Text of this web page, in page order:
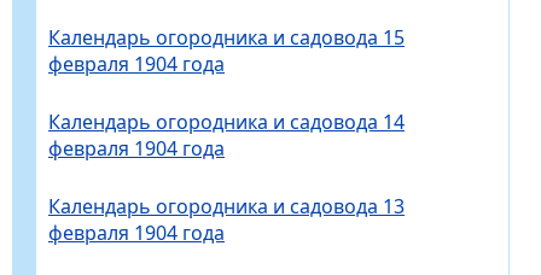
Календарь огородника и садовода 15
февраля 1904 года
Календарь огородника и садовода 14
февраля 1904 года
Календарь огородника и садовода 13
февраля 1904 года